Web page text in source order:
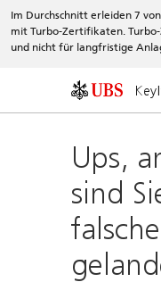
Im Durchschnitt erleiden 7
mit Turbo-Zertifikaten.
und nicht für langfristige
Ups,
sind